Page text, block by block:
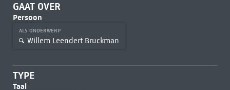
GAAT OVER
Persoon
ALS ONDERWERP
Willem Leendert Bruckman
TYPE
Taal